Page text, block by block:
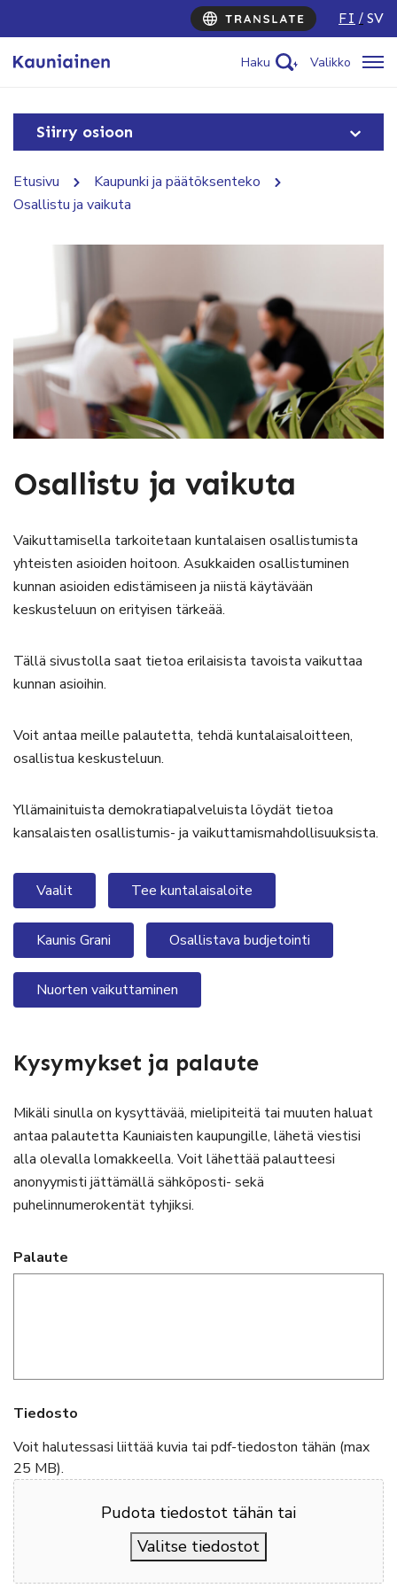
FI SV
Haku Valikko
Siirry osioon
Etusivu
Kaupunki ja päätöksenteko
Osallistu ja vaikuta
Osallistu ja vaikuta
Vaikuttamisella tarkoitetaan kuntalaisen osallistumista
yhteisten asioiden hoitoon. Asukkaiden osallistuminen
kunnan asioiden edistämiseen ja niistä käytävään
keskusteluun on erityisen tärkeää.
Tällä sivustolla saat tietoa erilaisista tavoista vaikuttaa
kunnan asioihin.
Voit antaa meille palautetta, tehdä kuntalaisaloitteen,
osallistua keskusteluun.
Yllämainituista demokratiapalveluista löydät tietoa
kansalaisten osallistumis- ja vaikuttamismahdollisuuksista.
Vaalit Tee kuntalaisaloite
Kaunis Grani Osallistava budjetointi
Nuorten vaikuttaminen
Kysymykset ja palaute
Mikäli sinulla on kysyttävää, mielipiteitä tai muuten haluat
antaa palautetta Kauniaisten kaupungille, lähetä viestisi
alla olevalla lomakkeella. Voit lähettää palautteesi
anonyymisti jättämällä sähköposti- sekä
puhelinnumerokentät tyhjiksi.
Palaute
Tiedosto
Voit halutessasi liittää kuvia tai pdf-tiedoston tähän (max
25 MB).
Pudota tiedostot tähän tai
Valitse tiedostot